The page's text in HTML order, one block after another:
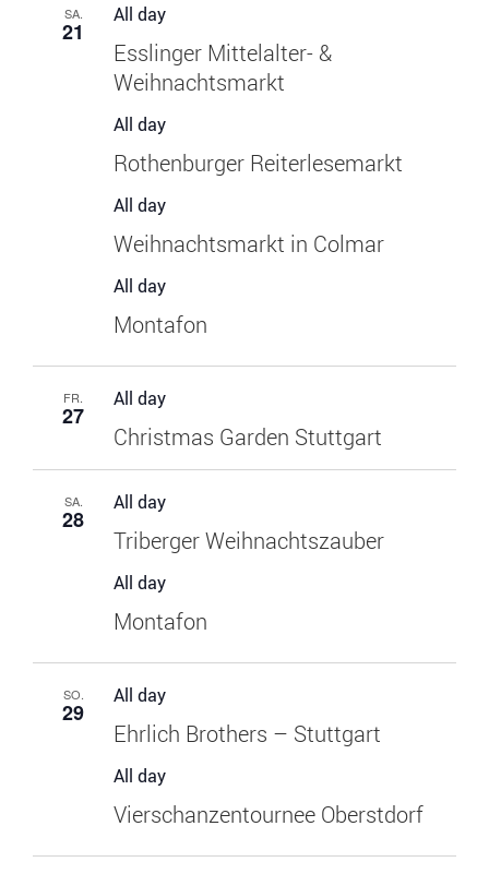
SA.
21
All day
Esslinger Mittelalter- &
Weihnachtsmarkt
All day
Rothenburger Reiterlesemarkt
All day
Weihnachtsmarkt in Colmar
All day
Montafon
FR.
27
All day
Christmas Garden Stuttgart
SA.
28
All day
Triberger Weihnachtszauber
All day
Montafon
SO.
29
All day
Ehrlich Brothers – Stuttgart
All day
Vierschanzentournee Oberstdorf